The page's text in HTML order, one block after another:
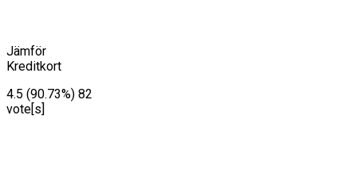
Jämför
Kreditkort
4.5 (90.73%) 82
vote[s]